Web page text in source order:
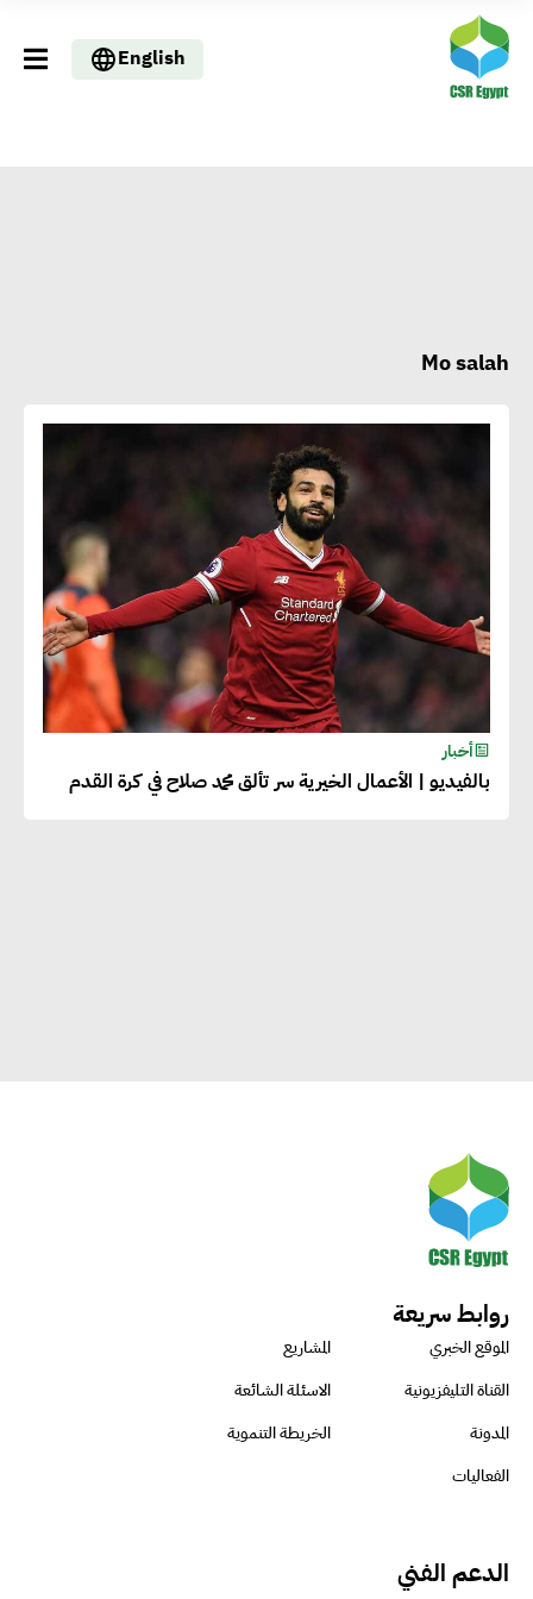
English
Mo salah
أخبار
بالفيديو | الأعمال الخيرية سر تألق محمد صلاح في كرة القدم
روابط سريعة
الموقع الخبري
المشاريع
القناة التليفزيونية
الاسئلة الشائعة
المدونة
الخريطة التنموية
الفعاليات
الدعم الفني